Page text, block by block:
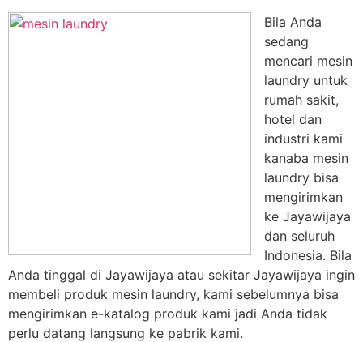
Bila Anda
sedang
mencari mesin
laundry untuk
rumah sakit,
hotel dan
industri kami
kanaba mesin
laundry bisa
mengirimkan
ke Jayawijaya
dan seluruh
Indonesia. Bila
Anda tinggal di Jayawijaya atau sekitar Jayawijaya ingin
membeli produk mesin laundry, kami sebelumnya bisa
mengirimkan e-katalog produk kami jadi Anda tidak
perlu datang langsung ke pabrik kami.